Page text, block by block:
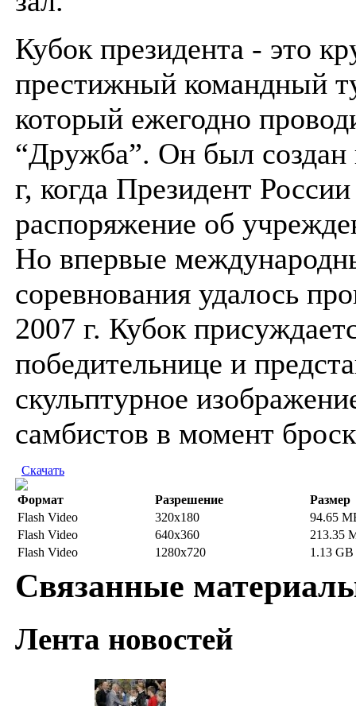
Кубок президента - это
престижный командный
который ежегодно
“Дружба”. Он был создан
г, когда Президент
распоряжение об
Но впервые
соревнования удалось
2007 г. Кубок
победительнице и
скульптурное
самбистов в момент
Скачать
Формат Разрешение
Размер
Flash Video
320x180
94.65
Flash Video
640x360
213.35
Flash Video
1280x720 1.13 GB
Связанные
Лента новостей